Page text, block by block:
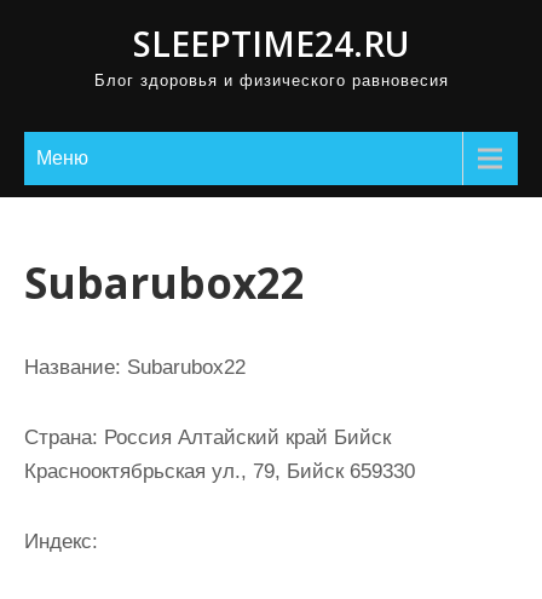
SLEEPTIME24.RU
Блог здоровья и физического равновесия
Меню
Subarubox22
Название: Subarubox22
Страна: Россия Алтайский край Бийск
Краснооктябрьская ул., 79, Бийск 659330
Индекс: